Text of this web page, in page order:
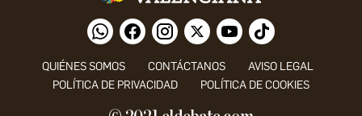
QUIÉNES SOMOS CONTÁCTANOS
AVISO LEGAL
POLÍTICA DE PRIVACIDAD
POLÍTICA DE COOKIES